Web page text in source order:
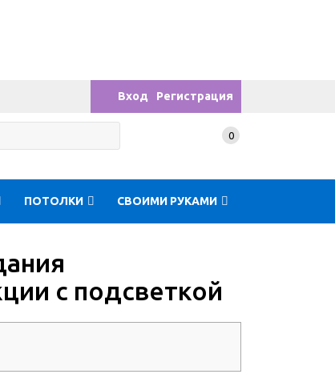
Вход Регистрация
0
ПОТОЛКИ СВОИМИ РУКАМИ
с подсветкой